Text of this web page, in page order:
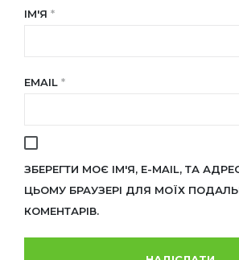
ІМ'Я *
EMAIL *
ЗБЕРЕГТИ МОЄ ІМ'Я, E-MAIL, ТА
ЦЬОМУ БРАУЗЕРІ ДЛЯ МОЇХ
КОМЕНТАРІВ.